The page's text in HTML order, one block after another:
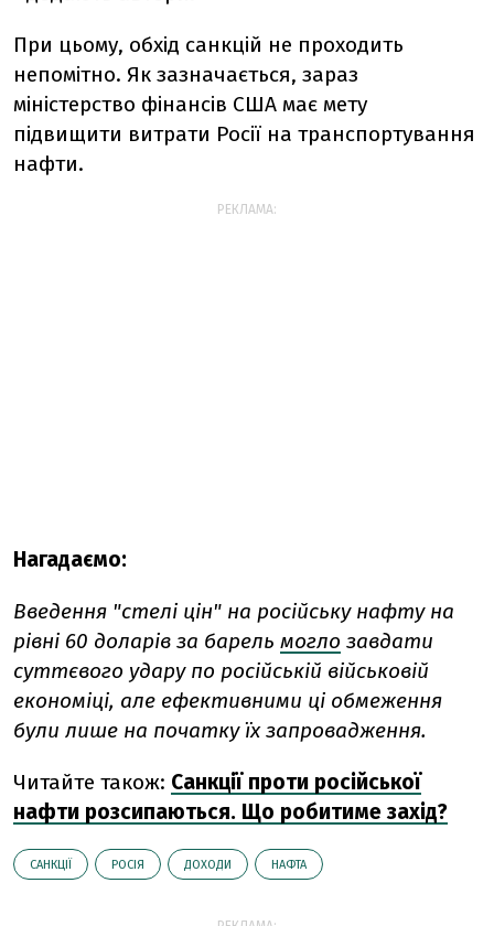
При цьому, обхід санкцій не проходить
непомітно. Як зазначається, зараз
міністерство фінансів США має мету
підвищити витрати Росії на транспортування
нафти.
РЕКЛАМА:
Нагадаємо:
Введення "стелі цін" на російську нафту на
рівні 60 доларів за барель могло завдати
суттєвого удару по російській військовій
економіці, але ефективними ці обмеження
були лише на початку їх запровадження.
Читайте також: Санкції проти російської
нафти розсипаються. Що робитиме захід?
САНКЦІЇ РОСІЯ ДОХОДИ НАФТА